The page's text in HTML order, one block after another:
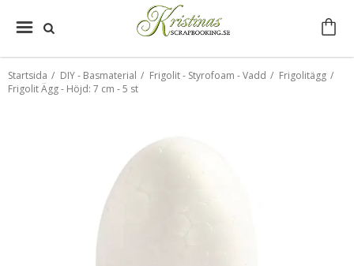
Startsida / DIY - Basmaterial / Frigolit - Styrofoam - Vadd / Frigolitägg /
Frigolit Ägg - Höjd: 7 cm - 5 st